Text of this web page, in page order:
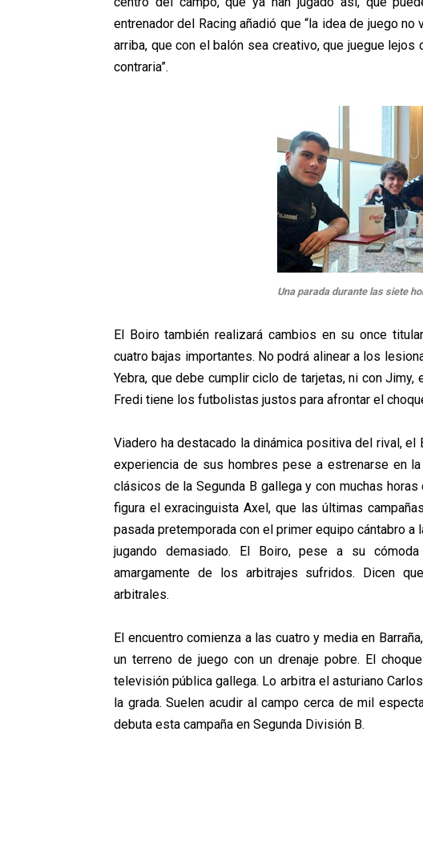
entrenador del Racing añadió que “la idea de juego
arriba, que con el balón sea creativo, que juegue
contraria”.
Una parada durante las siete
El Boiro también realizará cambios en su once
cuatro bajas importantes. No podrá alinear a los
Yebra, que debe cumplir ciclo de tarjetas, ni con
Fredi tiene los futbolistas justos para afrontar el
Viadero ha destacado la dinámica positiva del rival,
experiencia de sus hombres pese a estrenarse en
clásicos de la Segunda B gallega y con muchas horas
figura el exracinguista Axel, que las últimas
pasada pretemporada con el primer equipo cántabro
jugando demasiado. El Boiro, pese a su
amargamente de los arbitrajes sufridos. Dicen
arbitrales.
El encuentro comienza a las cuatro y media en
un terreno de juego con un drenaje pobre. El
televisión pública gallega. Lo arbitra el asturiano
la grada. Suelen acudir al campo cerca de mil
debuta esta campaña en Segunda División B.